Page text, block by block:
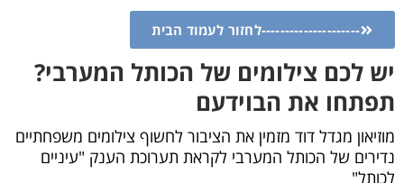
---------------------לחזור לעמוד הבית
יש לכם צילומים של הכותל המערבי?
תפתחו את הבוידעם
מוזיאון מגדל דוד מזמין את הציבור לחשוף צילומים משפחתיים
נדירים של הכותל המערבי לקראת תערוכת הענק "עיניים
לכותל"